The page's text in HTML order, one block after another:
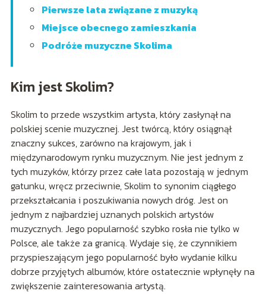
Pierwsze lata związane z muzyką
Miejsce obecnego zamieszkania
Podróże muzyczne Skolima
Kim jest Skolim?
Skolim to przede wszystkim artysta, który zasłynął na
polskiej scenie muzycznej. Jest twórcą, który osiągnął
znaczny sukces, zarówno na krajowym, jak i
międzynarodowym rynku muzycznym. Nie jest jednym z
tych muzyków, którzy przez całe lata pozostają w jednym
gatunku, wręcz przeciwnie, Skolim to synonim ciągłego
przekształcania i poszukiwania nowych dróg. Jest on
jednym z najbardziej uznanych polskich artystów
muzycznych. Jego popularność szybko rosła nie tylko w
Polsce, ale także za granicą. Wydaje się, że czynnikiem
przyspieszającym jego popularność było wydanie kilku
dobrze przyjętych albumów, które ostatecznie wpłynęły na
zwiększenie zainteresowania artystą.